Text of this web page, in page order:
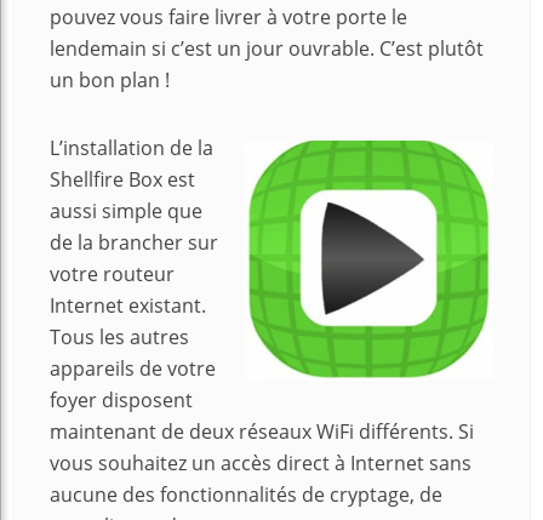
pouvez vous faire livrer à votre porte le
lendemain si c’est un jour ouvrable. C’est plutôt
un bon plan !
L’installation de la
Shellfire Box est
aussi simple que
de la brancher sur
votre routeur
Internet existant.
Tous les autres
appareils de votre
foyer disposent
maintenant de deux réseaux WiFi différents. Si
vous souhaitez un accès direct à Internet sans
aucune des fonctionnalités de cryptage, de